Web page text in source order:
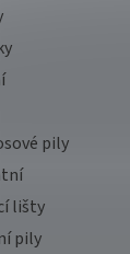
pily
lišty
pily